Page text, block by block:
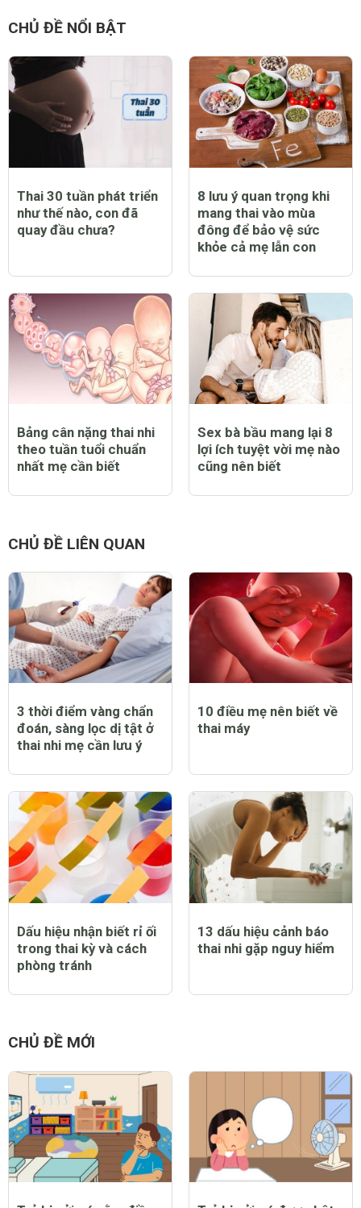
CHỦ ĐỀ NỔI BẬT
Thai 30 tuần phát triển
như thế nào, con đã
quay đầu chưa?
8 lưu ý quan trọng khi
mang thai vào mùa
đông để bảo vệ sức
khỏe cả mẹ lẫn con
Bảng cân nặng thai nhi
theo tuần tuổi chuẩn
nhất mẹ cần biết
Sex bà bầu mang lại 8
lợi ích tuyệt vời mẹ nào
cũng nên biết
CHỦ ĐỀ LIÊN QUAN
3 thời điểm vàng chẩn
đoán, sàng lọc dị tật ở
thai nhi mẹ cần lưu ý
10 điều mẹ nên biết về
thai máy
Dấu hiệu nhận biết rỉ ối
trong thai kỳ và cách
phòng tránh
13 dấu hiệu cảnh báo
thai nhi gặp nguy hiểm
CHỦ ĐỀ MỚI